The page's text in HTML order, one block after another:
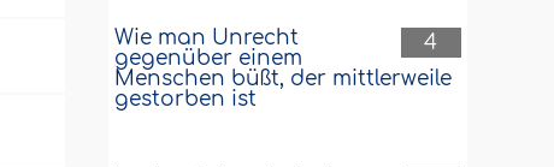
4
Wie man Unrecht
gegenüber einem
Menschen büßt, der mittlerweile
gestorben ist